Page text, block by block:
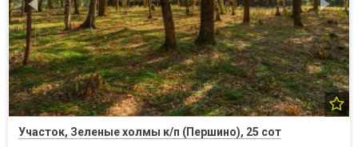
Участок, Зеленые холмы к/п (Першино), 25 сот